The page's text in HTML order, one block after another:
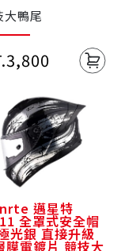
大鴨尾
邁星特
全罩式安全帽
銀 直接升級
膜電鍍片 競技大